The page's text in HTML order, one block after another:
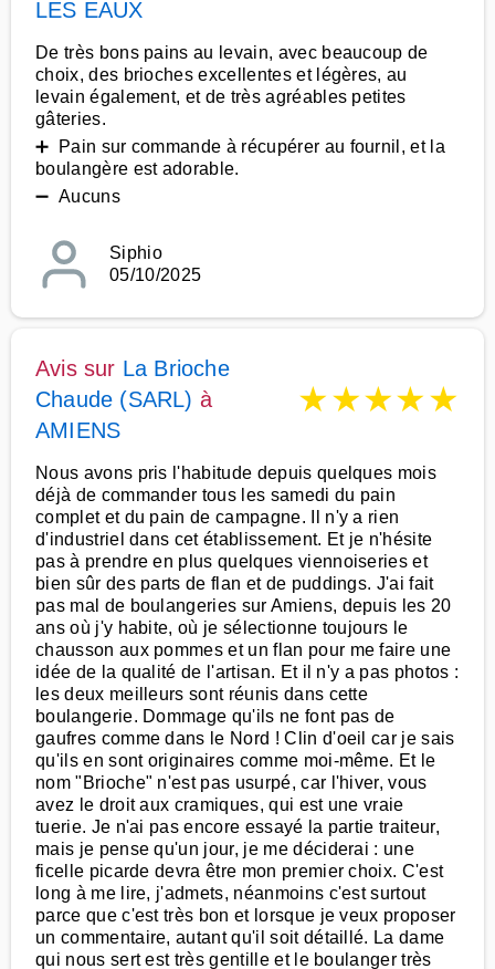
LES EAUX
De très bons pains au levain, avec beaucoup de
choix, des brioches excellentes et légères, au
levain également, et de très agréables petites
gâteries.
➕ Pain sur commande à récupérer au fournil, et la
boulangère est adorable.
➖ Aucuns
Siphio
05/10/2025
Avis sur La Brioche
Chaude (SARL) à
AMIENS
★★★★★
Nous avons pris l'habitude depuis quelques mois
déjà de commander tous les samedi du pain
complet et du pain de campagne. Il n'y a rien
d'industriel dans cet établissement. Et je n'hésite
pas à prendre en plus quelques viennoiseries et
bien sûr des parts de flan et de puddings. J'ai fait
pas mal de boulangeries sur Amiens, depuis les 20
ans où j'y habite, où je sélectionne toujours le
chausson aux pommes et un flan pour me faire une
idée de la qualité de l'artisan. Et il n'y a pas photos :
les deux meilleurs sont réunis dans cette
boulangerie. Dommage qu'ils ne font pas de
gaufres comme dans le Nord ! Clin d'oeil car je sais
qu'ils en sont originaires comme moi-même. Et le
nom "Brioche" n'est pas usurpé, car l'hiver, vous
avez le droit aux cramiques, qui est une vraie
tuerie. Je n'ai pas encore essayé la partie traiteur,
mais je pense qu'un jour, je me déciderai : une
ficelle picarde devra être mon premier choix. C'est
long à me lire, j'admets, néanmoins c'est surtout
parce que c'est très bon et lorsque je veux proposer
un commentaire, autant qu'il soit détaillé. La dame
qui nous sert est très gentille et le boulanger très